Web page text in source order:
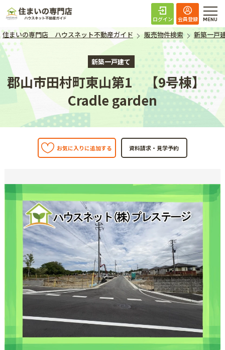
住まいの専門店 ハ
ログイン 会員登録
住まいの専門店 ハウスネット不動産ガイド 販売物件検索 新築一戸
新築一戸建て
郡山市田村町東山第1 【9号棟】
Cradle garden
お気に入りに追加する